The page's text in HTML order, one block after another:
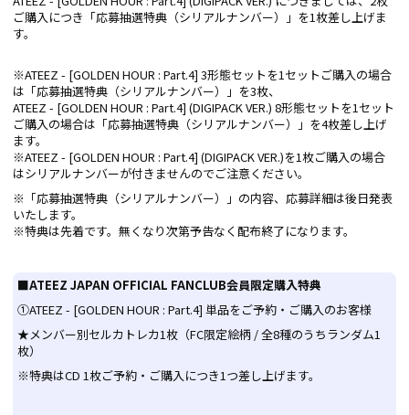
ご購入につき「応募抽選特典（シリアルナンバー）」を1枚差し上げま
す。
※ATEEZ - [GOLDEN HOUR : Part.4] 3形態セットを1セットご購入の場合
は「応募抽選特典（シリアルナンバー）」を3枚、
ATEEZ - [GOLDEN HOUR : Part.4] (DIGIPACK VER.) 8形態セットを1セット
ご購入の場合は「応募抽選特典（シリアルナンバー）」を4枚差し上げ
ます。
※ATEEZ - [GOLDEN HOUR : Part.4] (DIGIPACK VER.)を1枚ご購入の場合
はシリアルナンバーが付きませんのでご注意ください。
※「応募抽選特典（シリアルナンバー）」の内容、応募詳細は後日発表
いたします。
※特典は先着です。無くなり次第予告なく配布終了になります。
■ATEEZ JAPAN OFFICIAL FANCLUB会員限定購入特典
①ATEEZ - [GOLDEN HOUR : Part.4] 単品をご予約・ご購入のお客様
★メンバー別セルカトレカ1枚（FC限定絵柄 / 全8種のうちランダム1
枚）
※特典はCD 1枚ご予約・ご購入につき1つ差し上げます。